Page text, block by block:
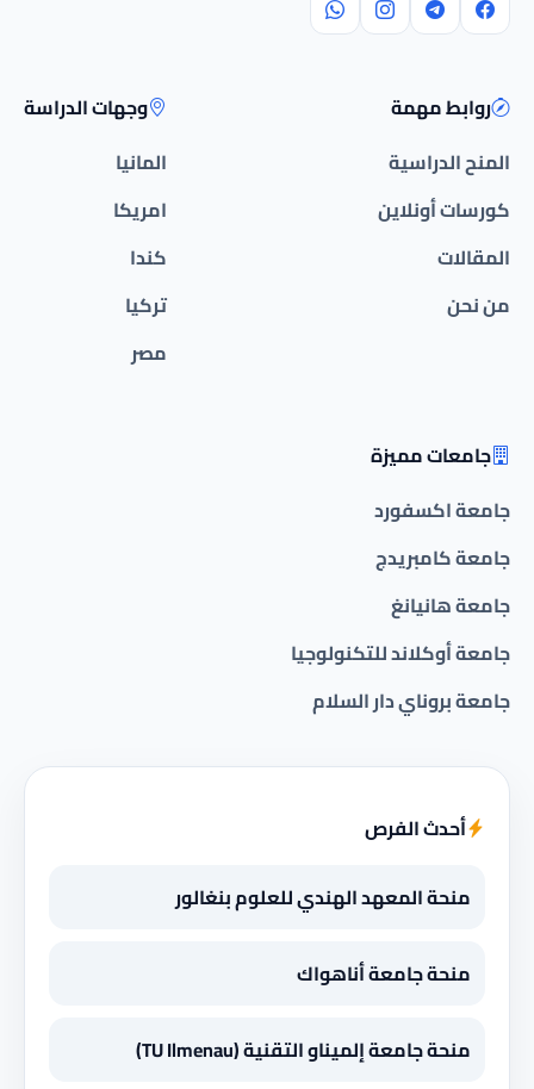
روابط مهمة
المنح الدراسية
كورسات أونلاين
المقالات
من نحن
وجهات الدراسة
المانيا
امريكا
كندا
تركيا
مصر
جامعات مميزة
جامعة اكسفورد
جامعة كامبريدج
جامعة هانيانغ
جامعة أوكلاند للتكنولوجيا
جامعة بروناي دار السلام
أحدث الفرص
منحة المعهد الهندي للعلوم بنغالور
منحة جامعة أناهواك
منحة جامعة إلميناو التقنية (TU Ilmenau)